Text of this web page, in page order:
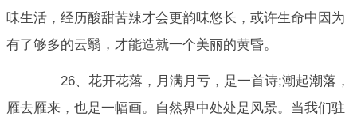
味生活，经历酸甜苦辣才会更韵味悠长，或许生命中因为
有了够多的云翳，才能造就一个美丽的黄昏。
26、花开花落，月满月亏，是一首诗;潮起潮落，
雁去雁来，也是一幅画。自然界中处处是风景。当我们驻